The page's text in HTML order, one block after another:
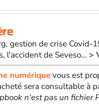
gestion de crise
l'accident de Seveso... >
numériquevous est
sera consultable
n'est pas un fichier